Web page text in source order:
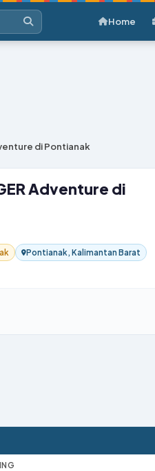
Home
di Pontianak
Adventure di
Pontianak, Kalimantan Barat